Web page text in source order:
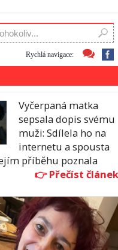
Rychlá navigace:
Vyčerpaná matka
sepsala dopis svému
muži: Sdílela ho na
internetu a spousta
příběhu poznala